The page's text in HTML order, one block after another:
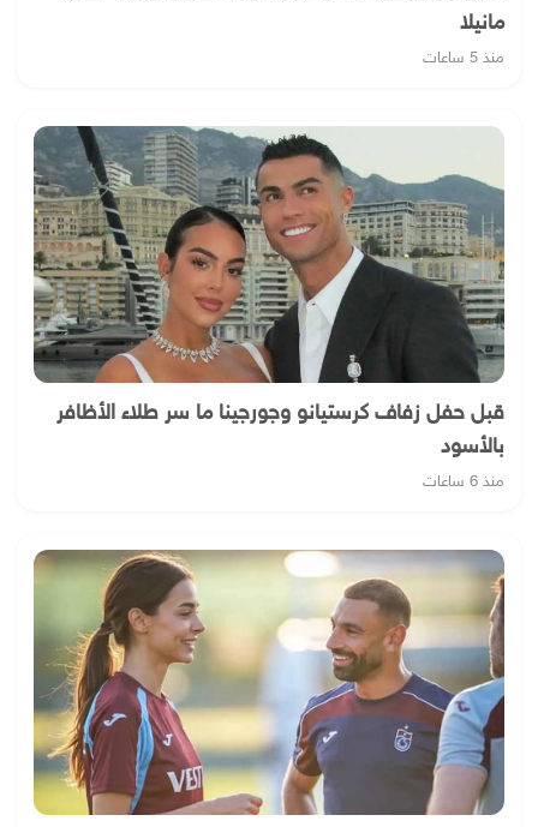
مانيلا
منذ 5 ساعات
قبل حفل زفاف كرستيانو وجورجينا ما سر طلاء الأظافر
بالأسود
منذ 6 ساعات